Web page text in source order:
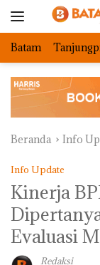
Batam
Beranda Info
Info Update
Kinerja
Evaluasi
Redaksi